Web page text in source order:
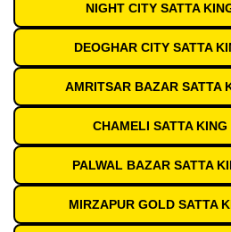
NIGHT CITY SATTA
DEOGHAR CITY SATTA
AMRITSAR BAZAR SATTA
CHAMELI SATTA
PALWAL BAZAR SATTA
MIRZAPUR GOLD SATTA